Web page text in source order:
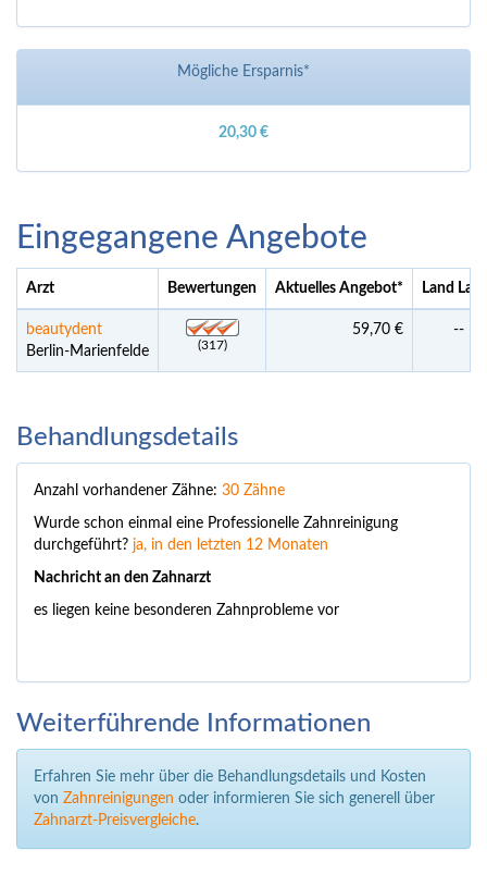
Mögliche Ersparnis*
20,30 €
Eingegangene Angebote
Arzt Bewertungen Aktuelles Angebot* Land
beautydent
Berlin-Marienfelde
(317)
59,70 € --
Behandlungsdetails
Anzahl vorhandener Zähne: 30 Zähne
Wurde schon einmal eine Professionelle Zahnreinigung
durchgeführt? ja, in den letzten 12 Monaten
Nachricht an den Zahnarzt
es liegen keine besonderen Zahnprobleme vor
Weiterführende Informationen
Erfahren Sie mehr über die Behandlungsdetails und Kosten
von Zahnreinigungen oder informieren Sie sich generell über
Zahnarzt-Preisvergleiche.